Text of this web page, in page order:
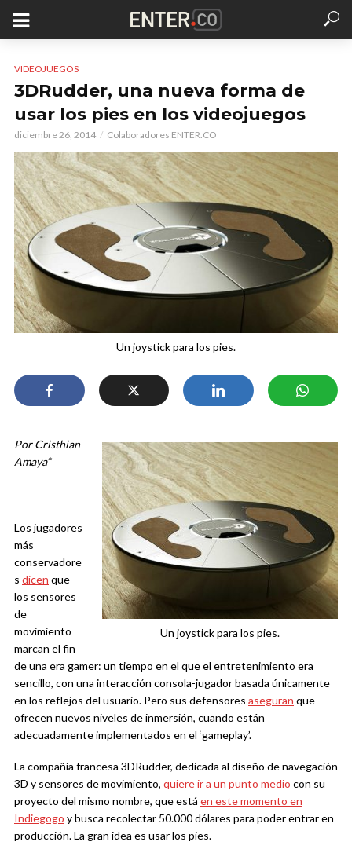
VIDEOJUEGOS
3DRudder, una nueva forma de
usar los pies en los videojuegos
diciembre 26, 2014 Colaboradores ENTER.CO
Un joystick para los pies.
Un joystick para los pies.
Por Cristhian
Amaya*
Los jugadores
más
conservadore
s dicen que
los sensores
de
movimiento
marcan el fin
de una era gamer: un tiempo en el que el entretenimiento era
sencillo, con una interacción consola-jugador basada únicamente
en los reflejos del usuario. Pero sus defensores aseguran que
ofrecen nuevos niveles de inmersión, cuando están
adecuadamente implementados en el ‘gameplay’.
La compañía francesa 3DRudder, dedicada al diseño de navegación
3D y sensores de movimiento, quiere ir a un punto medio con su
proyecto del mismo nombre, que está en este momento en
Indiegogo y busca recolectar 50.000 dólares para poder entrar en
producción. La gran idea es usar los pies.